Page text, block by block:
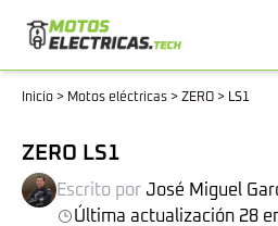
Inicio > Motos eléctricas > ZERO > LS1
ZERO LS1
Escrito por José Miguel
Última actualización 28